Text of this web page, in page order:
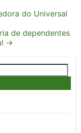
do Universal
de dependentes
→